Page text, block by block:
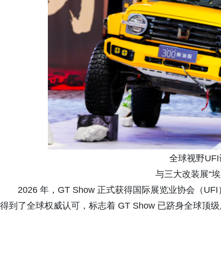
全球视野
与三大改装展“
2026 年，GT Show 正式获得国际展览业协会（
得到了全球权威认可，标志着 GT Show 已跻身全球顶